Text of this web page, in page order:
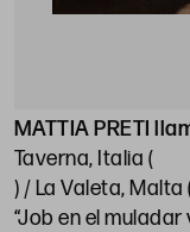
MATTIA PRETI
Taverna, Italia (
) / La Valeta, Malta
“Job en el